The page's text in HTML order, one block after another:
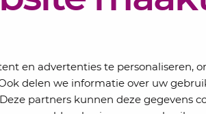
en advertenties te personaliseren,
delen we informatie over uw
partners kunnen deze gegevens
Over
Contact